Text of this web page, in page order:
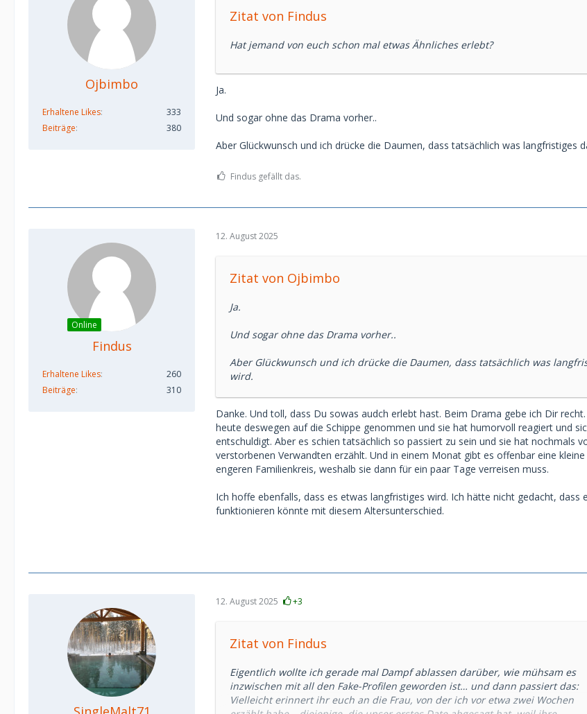
Ojbimbo
Erhaltene Likes
333
Beiträge
380
Zitat von Findus
Hat jemand von euch schon mal etwas Ähnliches erlebt?
Ja.
Und sogar ohne das Drama vorher..
Aber Glückwunsch und ich drücke die Daumen, dass tatsächlich was langfristiges
Findus gefällt das.
Online
Findus
Erhaltene Likes
260
Beiträge
310
12. August 2025
Zitat von Ojbimbo
Ja.
Und sogar ohne das Drama vorher..
Aber Glückwunsch und ich drücke die Daumen, dass tatsächlich was
wird.
Danke. Und toll, dass Du sowas audch erlebt hast. Beim Drama gebe ich Dir
heute deswegen auf die Schippe genommen und sie hat humorvoll reagiert und
entschuldigt. Aber es schien tatsächlich so passiert zu sein und sie hat nochmals
verstorbenen Verwandten erzählt. Und in einem Monat gibt es offenbar eine
engeren Familienkreis, weshalb sie dann für ein paar Tage verreisen muss.
Ich hoffe ebenfalls, dass es etwas langfristiges wird. Ich hätte nicht gedacht, dass
funktionieren könnte mit diesem Altersunterschied.
12. August 2025 +3
Zitat von Findus
Eigentlich wollte ich gerade mal Dampf ablassen darüber, wie mühsam es
inzwischen mit all den Fake-Profilen geworden ist… und dann passiert das:
Vielleicht erinnert ihr euch an die Frau, von der ich vor etwa zwei Wochen